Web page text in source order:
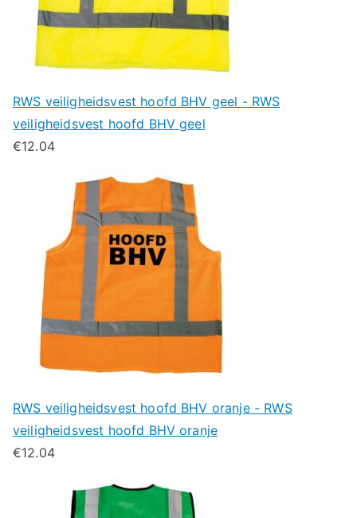
RWS veiligheidsvest hoofd BHV geel - RWS
veiligheidsvest hoofd BHV geel
€12.04
RWS veiligheidsvest hoofd BHV oranje - RWS
veiligheidsvest hoofd BHV oranje
€12.04